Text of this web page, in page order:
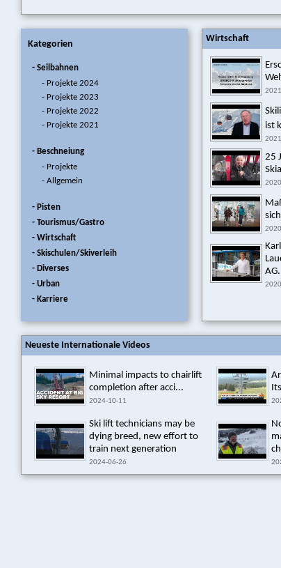
Kategorien
- Seilbahnen
- Projekte 2024
- Projekte 2023
- Projekte 2022
- Projekte 2021
- Beschneiung
- Projekte
- Allgemein
- Pisten
- Tourismus/Gastro
- Wirtschaft
- Skischulen/Skiverleih
- Diverses
- Urban
- Karriere
Wirtschaft
ist
25
Neueste Internationale Videos
Minimal impacts to chairlift
completion after acci...
2024-10-11
Ski lift technicians may be
dying breed, new effort to
train next generation
2024-06-26